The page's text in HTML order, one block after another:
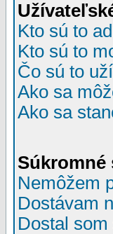
Kto sú to
Kto sú to
Čo sú to
Ako sa
Ako sa
Súkromné
Nemôžem
Dostávam
Dostal